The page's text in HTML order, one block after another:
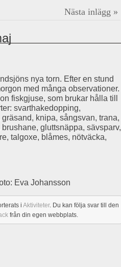
Nästa inlägg »
nya torn. Efter en stund
med många observationer.
fiskgjuse, som brukar hålla till
svarthakedopping,
knipa, sångsvan, trana,
gluttsnäppa, sävsparv,
talgoxe, blåmes, nötväcka,
Eva Johansson
i Aktiviteter. Du kan följa svar till den
från din egen webbplats.